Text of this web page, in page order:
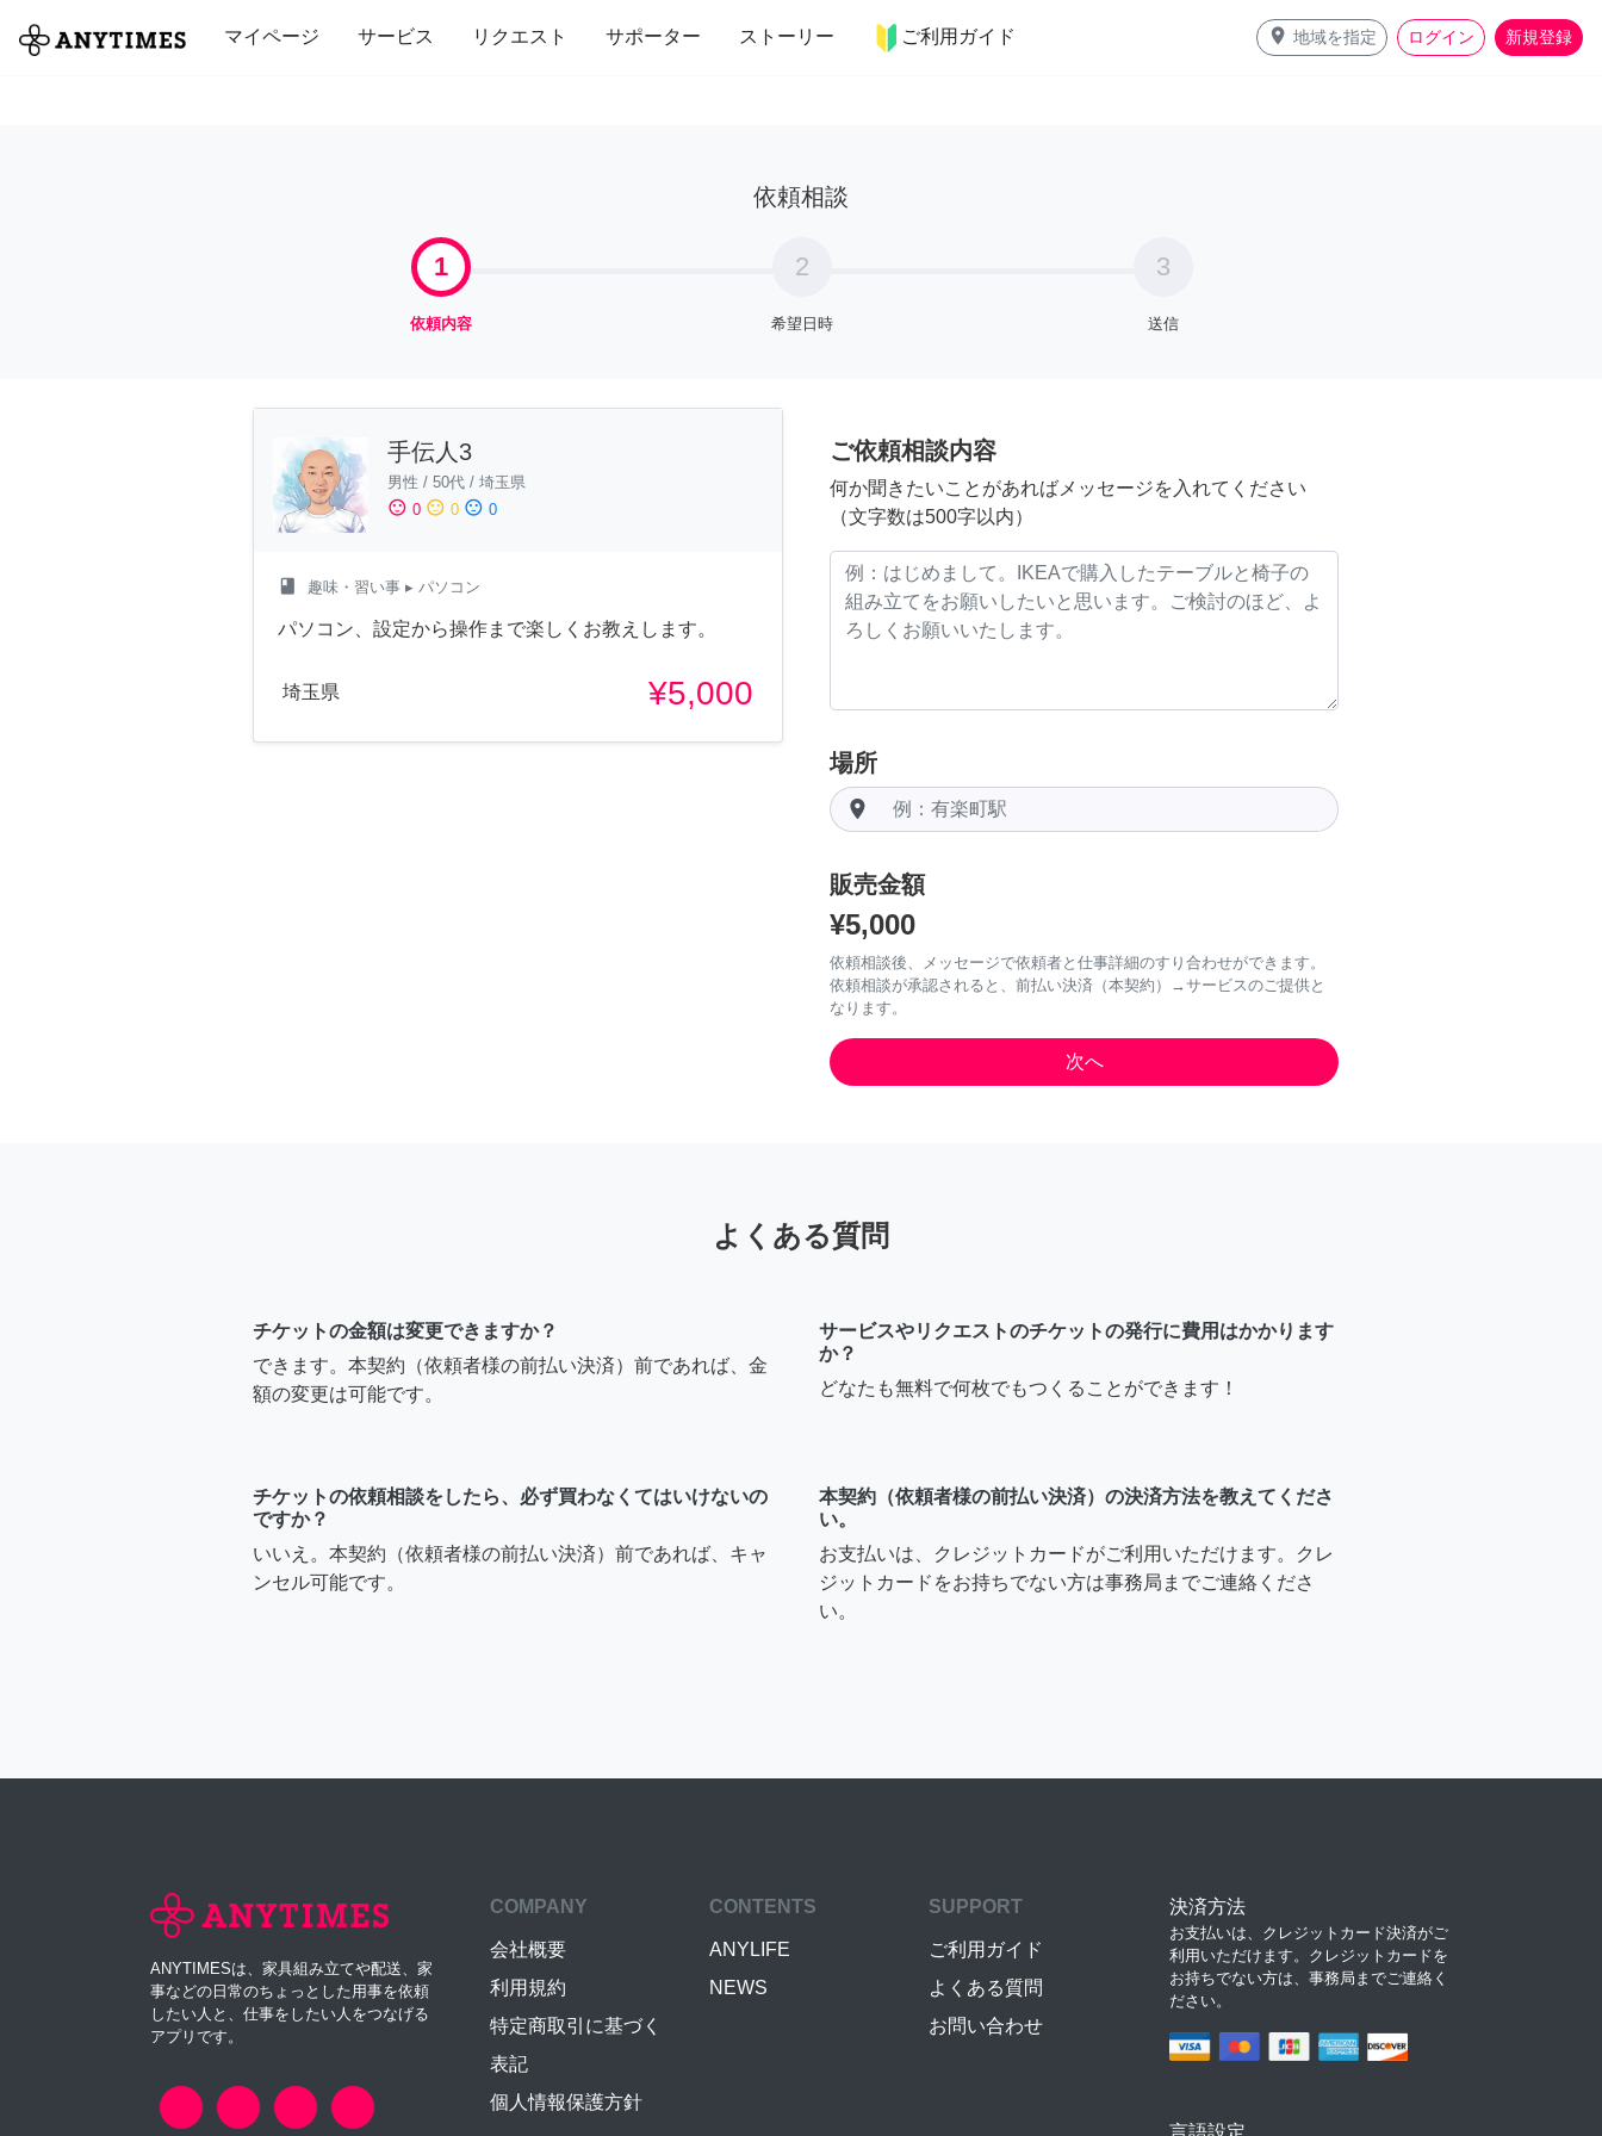
マイページ サービス リクエスト サポーター ストーリー ご利用ガイド place 地域を指定 ログイン 新規登録
全て 修理・組立 家事 引っ越し インテリア 趣味・習い事 ペット 料理
依頼相談
1
依頼内容
2
希望日時
3
送信
手伝人3
男性 / 50代 / 埼玉県
sentiment_satisfied 0 sentiment_neutral 0 sentiment_dissatisfied 0
class 趣味・習い事 ▸ パソコン
パソコン、設定から操作まで楽しくお教えします。
埼玉県 ¥5,000
ご依頼相談内容
何か聞きたいことがあればメッセージを入れてください
（文字数は500字以内）
場所
room
販売金額
¥5,000
依頼相談後、メッセージで依頼者と仕事詳細のすり合わせができます。
依頼相談が承認されると、前払い決済（本契約）→サービスのご提供と
なります。
よくある質問
チケットの金額は変更できますか？
できます。本契約（依頼者様の前払い決済）前であれば、金
額の変更は可能です。
サービスやリクエストのチケットの発行に費用はかかります
か？
どなたも無料で何枚でもつくることができます！
チケットの依頼相談をしたら、必ず買わなくてはいけないの
ですか？
いいえ。本契約（依頼者様の前払い決済）前であれば、キャ
ンセル可能です。
本契約（依頼者様の前払い決済）の決済方法を教えてくださ
い。
お支払いは、クレジットカードがご利用いただけます。クレ
ジットカードをお持ちでない方は事務局までご連絡くださ
い。
ANYTIMESは、家具組み立てや配送、家
事などの日常のちょっとした用事を依頼
したい人と、仕事をしたい人をつなげる
アプリです。
COMPANY
会社概要
利用規約
特定商取引に基づく
表記
個人情報保護方針
CONTENTS
ANYLIFE
NEWS
SUPPORT
ご利用ガイド
よくある質問
お問い合わせ
決済方法
お支払いは、クレジットカード決済がご
利用いただけます。クレジットカードを
お持ちでない方は、事務局までご連絡く
ださい。
言語設定